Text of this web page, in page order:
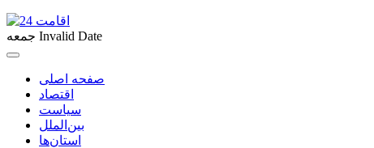
جمعه Invalid Date
صفحه اصلی
اقتصاد
سیاست
بین‌الملل
استان‌ها